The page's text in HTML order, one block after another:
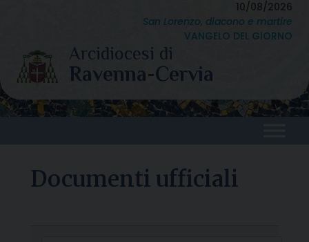
content
10/08/2026
San Lorenzo, diacono e martire
VANGELO DEL GIORNO
Documenti ufficiali